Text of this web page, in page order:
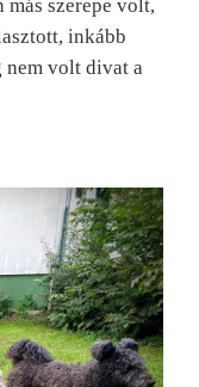
más szerepe volt,
inkább
nem volt divat a